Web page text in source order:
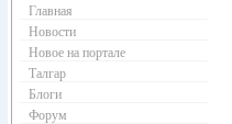
Главная
Новости
Новое на портале
Талгар
Блоги
Форум